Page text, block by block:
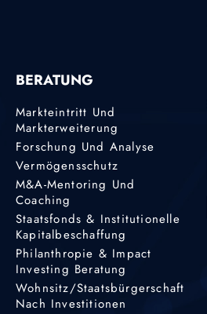
BERATUNG
Markteintritt Und
Markterweiterung
Forschung Und Analyse
Vermögensschutz
M&A-Mentoring Und
Coaching
Staatsfonds & Institutionelle
Kapitalbeschaffung
Philanthropie & Impact
Investing Beratung
Wohnsitz/Staatsbürgerschaft
Nach Investitionen